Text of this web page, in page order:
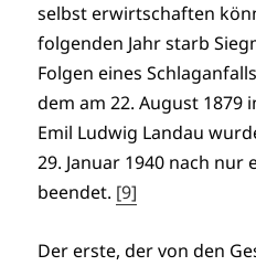
selbst erwirtschaften
folgenden Jahr starb
Folgen eines
dem am 22. August 1879
Emil Ludwig Landau
29. Januar 1940 nach nur
beendet. [9]
Der erste, der von den